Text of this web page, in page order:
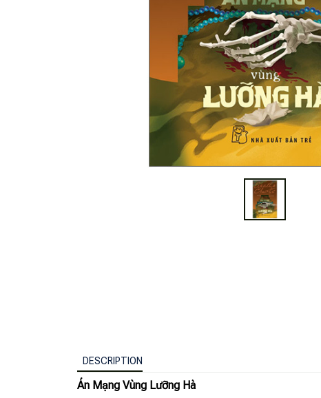
DESCRIPTION
Án Mạng Vùng Lưỡng Hà